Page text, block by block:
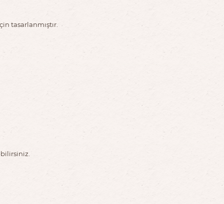
tasarlanmıştır.